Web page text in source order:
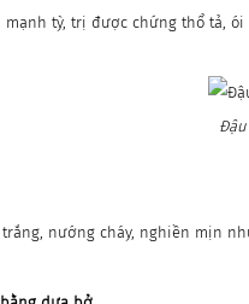
mạnh tỳ, trị được chứng thổ tả, ói
trắng, nướng cháy, nghiền mịn